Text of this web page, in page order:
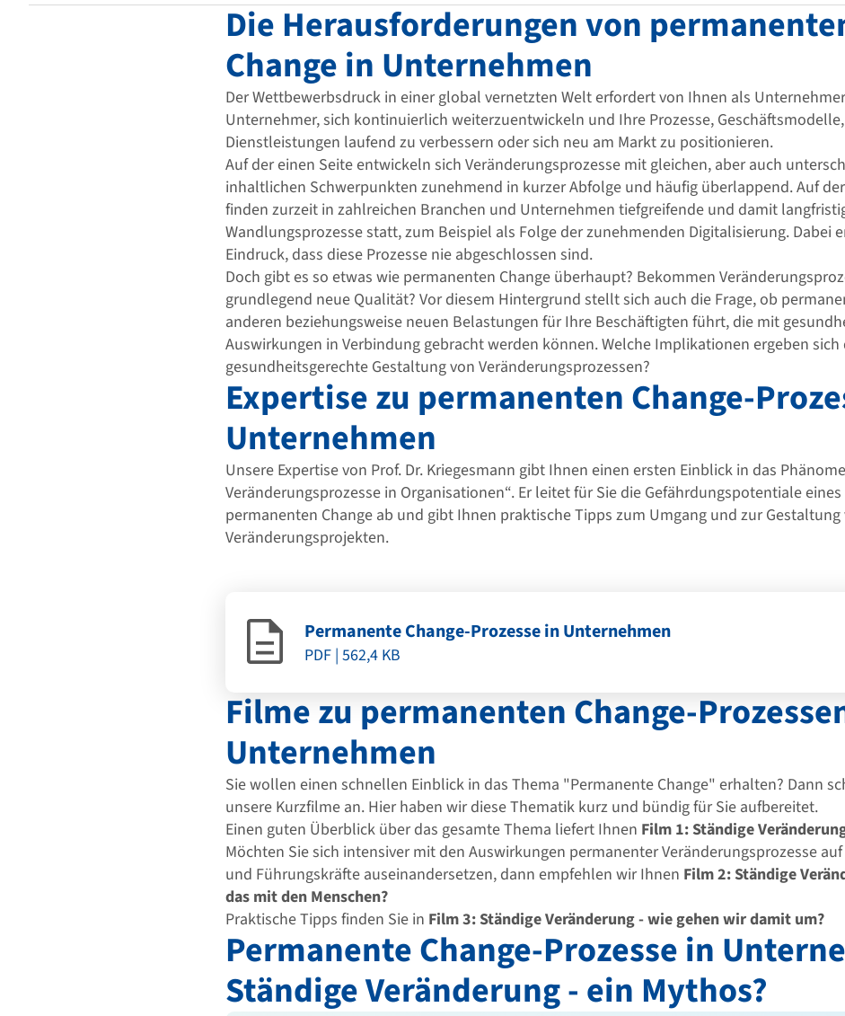
Die Herausforderungen von
Change in Unternehmen
Der Wettbewerbsdruck in einer global vernetzten Welt erfordert von Ihnen als
Unternehmer, sich kontinuierlich weiterzuentwickeln und Ihre Prozesse,
Dienstleistungen laufend zu verbessern oder sich neu am Markt zu positionieren.
Auf der einen Seite entwickeln sich Veränderungsprozesse mit gleichen, aber auch
inhaltlichen Schwerpunkten zunehmend in kurzer Abfolge und häufig überlappend. Auf
finden zurzeit in zahlreichen Branchen und Unternehmen tiefgreifende und damit
Wandlungsprozesse statt, zum Beispiel als Folge der zunehmenden Digitalisierung. Dabei
Eindruck, dass diese Prozesse nie abgeschlossen sind.
Doch gibt es so etwas wie permanenten Change überhaupt? Bekommen
grundlegend neue Qualität? Vor diesem Hintergrund stellt sich auch die Frage, ob
anderen beziehungsweise neuen Belastungen für Ihre Beschäftigten führt, die mit
Auswirkungen in Verbindung gebracht werden können. Welche Implikationen ergeben sich
gesundheitsgerechte Gestaltung von Veränderungsprozessen?
Expertise zu permanenten Change-
Unternehmen
Unsere Expertise von Prof. Dr. Kriegesmann gibt Ihnen einen ersten Einblick in das
Veränderungsprozesse in Organisationen“. Er leitet für Sie die Gefährdungspotentiale
permanenten Change ab und gibt Ihnen praktische Tipps zum Umgang und zur Gestaltung
Veränderungsprojekten.
Permanente Change-Prozesse in Unternehmen
PDF | 562,4 KB
Filme zu permanenten Change-
Unternehmen
Sie wollen einen schnellen Einblick in das Thema "Permanente Change" erhalten? Dann
unsere Kurzfilme an. Hier haben wir diese Thematik kurz und bündig für Sie aufbereitet.
Einen guten Überblick über das gesamte Thema liefert Ihnen Film 1: Ständige
Möchten Sie sich intensiver mit den Auswirkungen permanenter Veränderungsprozesse
und Führungskräfte auseinandersetzen, dann empfehlen wir Ihnen Film 2: Ständige
das mit den Menschen?
Praktische Tipps finden Sie in Film 3: Ständige Veränderung - wie gehen wir damit um?
Permanente Change-Prozesse in
Ständige Veränderung - ein Mythos?